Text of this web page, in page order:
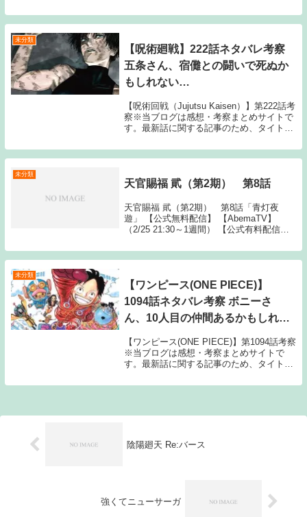
記事は、雑誌発売日以降に投稿しておりま
す。週刊少年ジャンプ2024年39号の発売日
未分類
【呪術廻戦】222話ネタバレ考察
五条さん、宿儺との闘いで死ぬか
もしれない…
【呪術回戦（Jujutsu Kaisen）】第222話考
察※当ブログは感想・考察まとめサイトで
す。最新話に関する記事のため、タイトル
ガ本編のセリフ書きおこしやスクリーンシ
ョットの画像、雑誌発売前のネタバ...
未分類
天官賜福 貮（第2期） 第8話
天官賜福 貮（第2期） 第8話「青灯夜
遊」 【公式無料配信】 【AbemaTV】
（2/25 21:30～1週間） 【公式有料配信】
【Amazonプライム】 【バンダイ】 The
post 天...
未分類
【ワンピース(ONE PIECE)】
1094話ネタバレ考察 ボニーさ
ん、10人目の仲間あるかもしれな
【ワンピース(ONE PIECE)】第1094話考察
※当ブログは感想・考察まとめサイトで
す。最新話に関する記事のため、タイトル
ガ本編のセリフ書きおこしやスクリーンシ
陰陽廻天 Re:バース
強くてニューサーガ